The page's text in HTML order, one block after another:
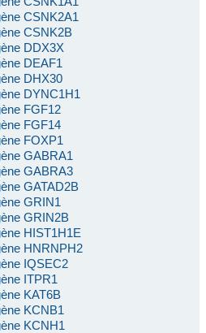
CSNK2A1
CSNK2B
DDX3X
DEAF1
DHX30
DYNC1H1
FGF12
FGF14
FOXP1
GABRA1
GABRA3
GATAD2B
GRIN1
GRIN2B
HIST1H1E
HNRNPH2
IQSEC2
ITPR1
KAT6B
KCNB1
KCNH1